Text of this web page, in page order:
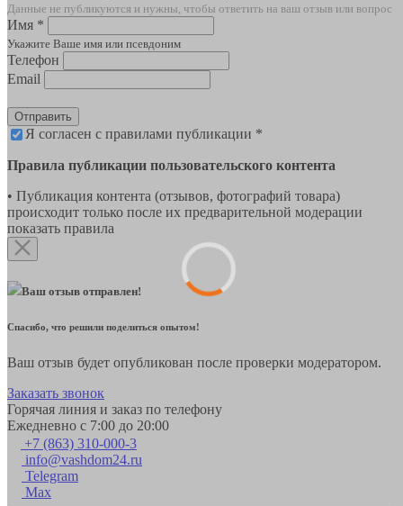
Данные не публикуются и нужны, чтобы ответить на ваш отзыв или вопрос
Имя *
Укажите Ваше имя или псевдоним
Телефон
Email
Отправить
Я согласен с правилами публикации *
Правила публикации пользовательского контента
• Публикация контента (отзывов, фотографий товара)
происходит только после их предварительной модерации
показать правила
Ваш отзыв отправлен!
Спасибо, что решили поделиться опытом!
Ваш отзыв будет опубликован после проверки модератором.
Заказать звонок
Горячая линия и заказ по телефону
Ежедневно с 7:00 до 20:00
+7 (863) 310-000-3
info@vashdom24.ru
Telegram
Max